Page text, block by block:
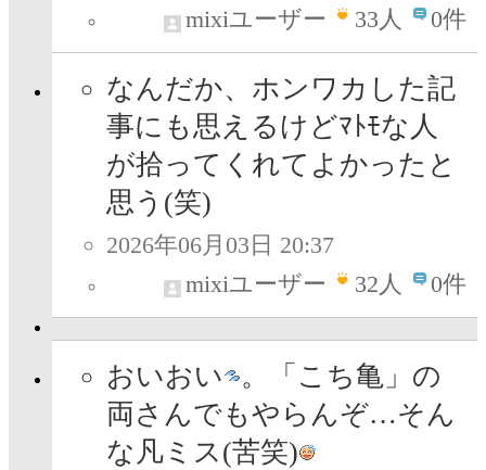
mixiユーザー
33人 0件
なんだか、ホンワカした記
事にも思えるけどﾏﾄﾓな人
が拾ってくれてよかったと
思う(笑)
2026年06月03日 20:37
mixiユーザー
32人 0件
おいおい
。「こち亀」の
両さんでもやらんぞ…そん
な凡ミス(苦笑)